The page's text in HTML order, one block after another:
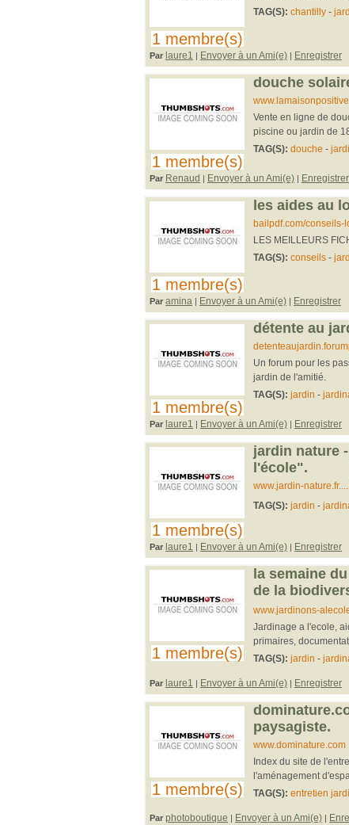
1 membre(s)
TAG(S): chantilly-
Par laure1 | Envoyer à un Ami(e) | Enregistrer
1 membre(s)
douche
Vente en ligne de
piscine ou jardin de
TAG(S): douche -
Par Renaud | Envoyer à un Ami(e) | Enregistrer
1 membre(s)
les aides au
bailpdf.com/conseils-
LES MEILLEURS
TAG(S): conseils-
Par amina | Envoyer à un Ami(e) | Enregistrer
1 membre(s)
détente au
Un forum pour les
jardin de l'amitié.
TAG(S): jardin -
Par laure1 | Envoyer à un Ami(e) | Enregistrer
1 membre(s)
jardin nature
l'école".
www.jardin-
TAG(S): jardin -
Par laure1 | Envoyer à un Ami(e) | Enregistrer
1 membre(s)
la semaine
de la
www.jardinons-
Jardinage a l'ecole,
primaires,
TAG(S): jardin -
Par laure1 | Envoyer à un Ami(e) | Enregistrer
1 membre(s)
paysagiste.
www.dominature.com
Index du site de
l'aménagement
TAG(S): entretien
Par photoboutique | Envoyer à un Ami(e) |